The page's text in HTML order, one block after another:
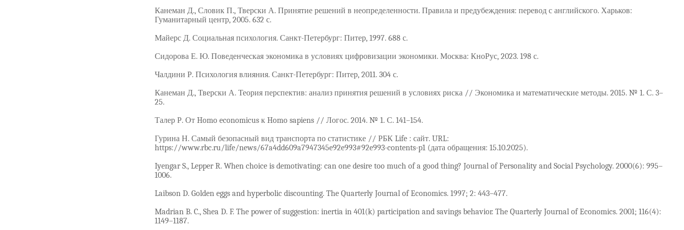
Канеман Д., Словик П., Тверски А. Принятие решений в неопределенности. Правила и предубеждения: перевод с английского. Харьков:
Гуманитарный центр, 2005. 632 с.
Майерс Д. Социальная психология. Санкт-Петербург: Питер, 1997. 688 с.
Сидорова Е. Ю. Поведенческая экономика в условиях цифровизации экономики. Москва: КноРус, 2023. 198 с.
Чалдини Р. Психология влияния. Санкт-Петербург: Питер, 2011. 304 с.
Канеман Д., Тверски А. Теория перспектив: анализ принятия решений в условиях риска // Экономика и математические методы. 2015. № 1. С. 3–
25.
Талер Р. От Homo economicus к Homo sapiens // Логос. 2014. № 1. С. 141–154.
Гурина Н. Самый безопасный вид транспорта по статистике // РБК Life : сайт. URL:
https://www.rbc.ru/life/news/67a4dd609a7947345e92e993#92e993-contents-p1 (дата обращения: 15.10.2025).
Iyengar S., Lepper R. When choice is demotivating: can one desire too much of a good thing? Journal of Personality and Social Psychology. 2000(6): 995–
1006.
Laibson D. Golden eggs and hyperbolic discounting. The Quarterly Journal of Economics. 1997; 2: 443–477.
Madrian B. C., Shea D. F. The power of suggestion: inertia in 401(k) participation and savings behavior. The Quarterly Journal of Economics. 2001; 116(4):
1149–1187.